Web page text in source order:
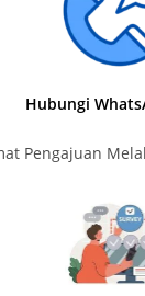
Hubungi
Pengajuan